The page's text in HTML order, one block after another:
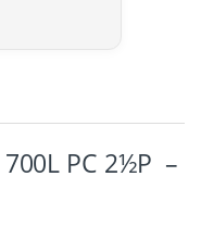
700L PC 2½P –